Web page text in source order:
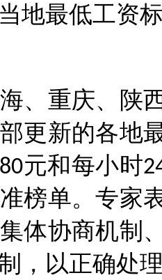
地最低工资
、重庆、陕
更新的各地
元和每小时
榜单。专家
体协商机制
，以正确处